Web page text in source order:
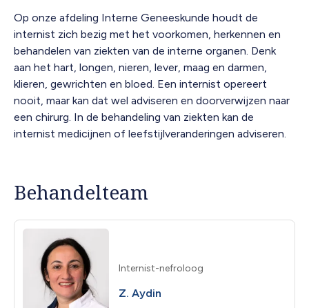
Op onze afdeling Interne Geneeskunde houdt de
internist zich bezig met het voorkomen, herkennen en
behandelen van ziekten van de interne organen. Denk
aan het hart, longen, nieren, lever, maag en darmen,
klieren, gewrichten en bloed. Een internist opereert
nooit, maar kan dat wel adviseren en doorverwijzen naar
een chirurg. In de behandeling van ziekten kan de
internist medicijnen of leefstijlveranderingen adviseren.
Behandelteam
Z. Aydin
Internist-nefroloog